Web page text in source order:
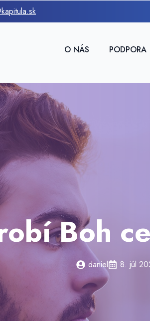
O NÁS PODPORA
Boh
daniel 8. júl